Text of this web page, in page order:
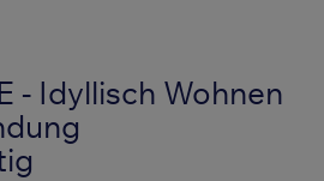
- Idyllisch Wohnen